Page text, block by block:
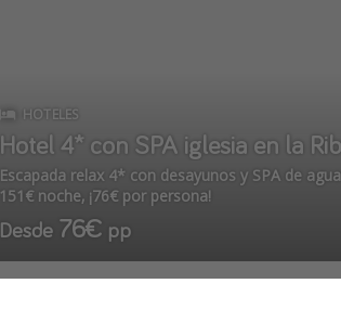
HOTELES
Hotel 4* con SPA iglesia en la
Escapada relax 4* con desayunos y SPA de
151€ noche, ¡76€ por persona!
Desde 76€ pp